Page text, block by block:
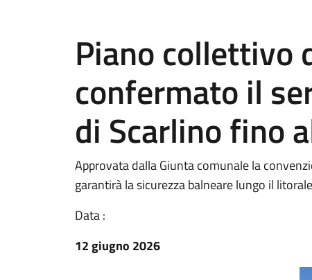
Piano collettivo
confermato il
di Scarlino fino
Approvata dalla Giunta comunale la
garantirà la sicurezza balneare lungo il
Data :
12 giugno 2026